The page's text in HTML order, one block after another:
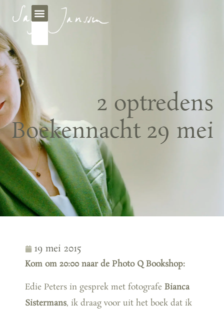
2 optredens
Boekennacht 29 mei
19 mei 2015
Kom om 20:00 naar de Photo Q Bookshop:
Edie Peters in gesprek met fotografe Bianca
Sistermans, ik draag voor uit het boek dat ik